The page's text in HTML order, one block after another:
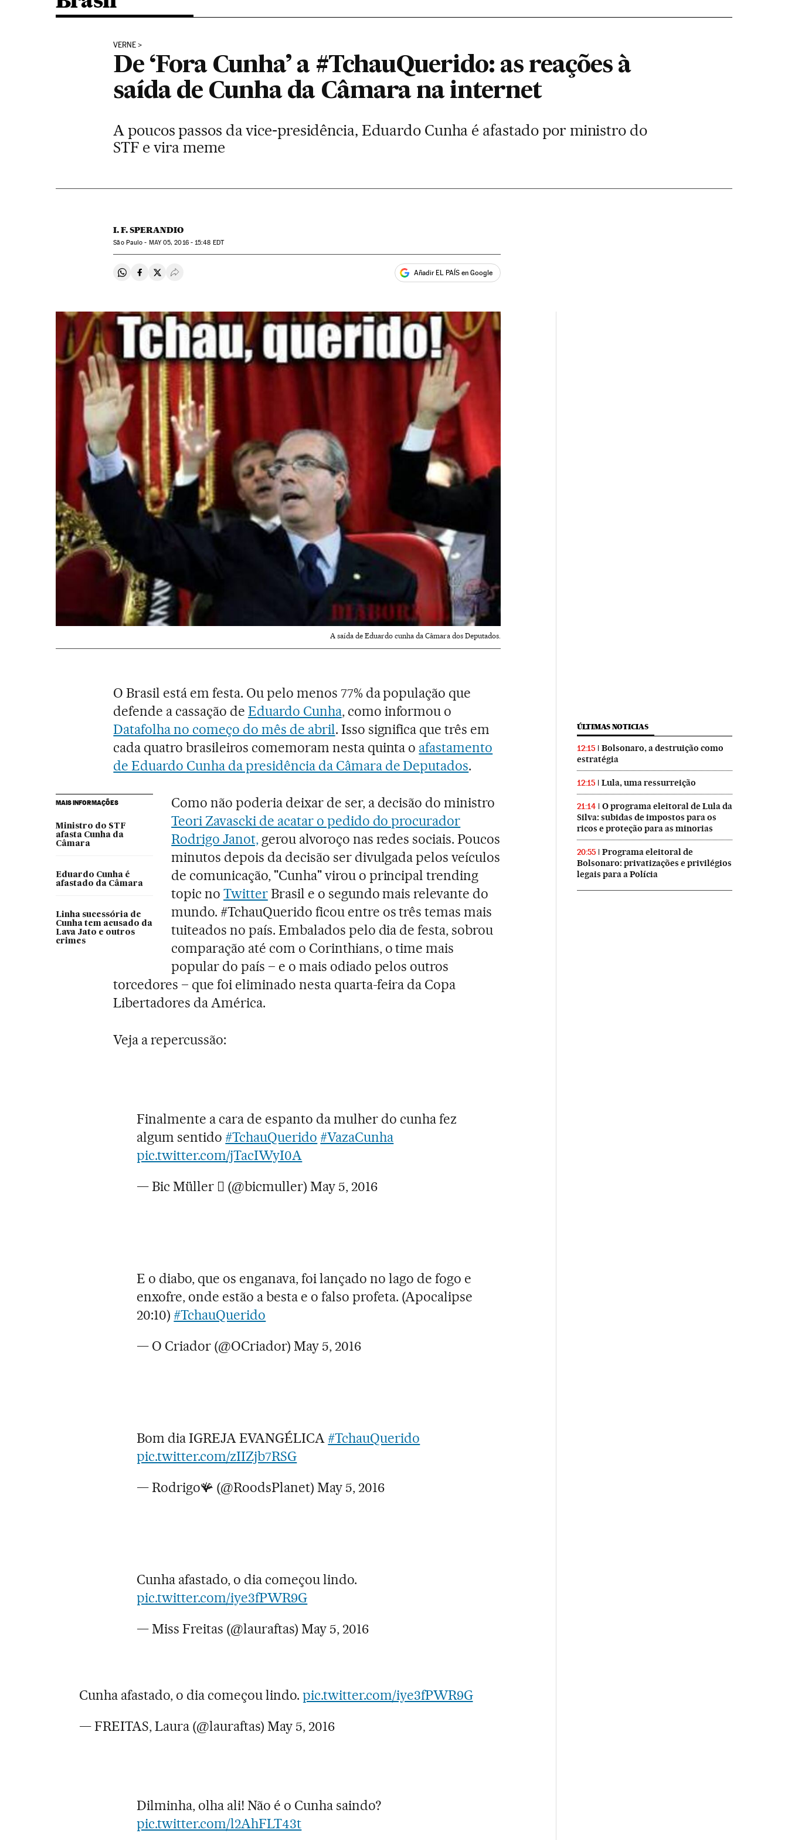
VERNE
De ‘Fora Cunha’ a #TchauQuerido: as reações à
saída de Cunha da Câmara na internet
A poucos passos da vice-presidência, Eduardo Cunha é afastado por ministro do
STF e vira meme
I. F. SPERANDIO
São Paulo - MAY05, 2016 - 15:48 EDT
Compartir en Whatsapp
Compartir en Facebook
Compartir en Twitter
Desplegar Redes Sociales Añadir EL PAÍS en Google
A saída de Eduardo cunha da Câmara dos Deputados.
O Brasil está em festa. Ou pelo menos 77% da população que
defende a cassação de Eduardo Cunha, como informou o
Datafolha no começo do mês de abril. Isso significa que três em
cada quatro brasileiros comemoram nesta quinta o afastamento
de Eduardo Cunha da presidência da Câmara de Deputados.
MAIS INFORMAÇÕES
Ministro do STF
afasta Cunha da
Câmara
Eduardo Cunha é
afastado da Câmara
Linha sucessória de
Cunha tem acusado da
Lava Jato e outros
crimes
Como não poderia deixar de ser, a decisão do ministro
Teori Zavascki de acatar o pedido do procurador
Rodrigo Janot,gerou alvoroço nas redes sociais. Poucos
minutos depois da decisão ser divulgada pelos veículos
de comunicação, "Cunha" virou o principal trending
topic no TwitterBrasil e o segundo mais relevante do
mundo. #TchauQuerido ficou entre os três temas mais
tuiteados no país. Embalados pelo dia de festa, sobrou
comparação até com o Corinthians, o time mais
popular do país – e o mais odiado pelos outros
torcedores – que foi eliminado nesta quarta-feira da Copa
Libertadores da América.
Veja a repercussão:
Finalmente a cara de espanto da mulher do cunha fez
algum sentido #TchauQuerido #VazaCunha
pic.twitter.com/jTacIWyI0A
— Bic Müller  (@bicmuller)May 5, 2016
E o diabo, que os enganava, foi lançado no lago de fogo e
enxofre, onde estão a besta e o falso profeta. (Apocalipse
20:10) #TchauQuerido
— O Criador (@OCriador)May 5, 2016
Bom dia IGREJA EVANGÉLICA #TchauQuerido
pic.twitter.com/zIIZjb7RSG
— Rodrigo🪸 (@RoodsPlanet)May 5, 2016
Cunha afastado, o dia começou lindo.
pic.twitter.com/iye3fPWR9G
— Miss Freitas (@lauraftas)May 5, 2016
Cunha afastado, o dia começou lindo. pic.twitter.com/iye3fPWR9G
— FREITAS, Laura (@lauraftas) May 5, 2016
Dilminha, olha ali! Não é o Cunha saindo?
pic.twitter.com/l2AhFLT43t
ÚLTIMAS NOTICIAS
12:15
Bolsonaro, a destruição como
estratégia
12:15 Lula, uma ressurreição
21:14
O programa eleitoral de Lula da
Silva: subidas de impostos para os
ricos e proteção para as minorias
20:55
Programa eleitoral de
Bolsonaro: privatizações e privilégios
legais para a Polícia